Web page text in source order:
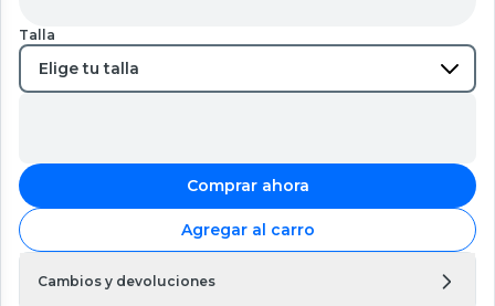
Talla
Comprar ahora
Agregar al carro
Cambios y devoluciones